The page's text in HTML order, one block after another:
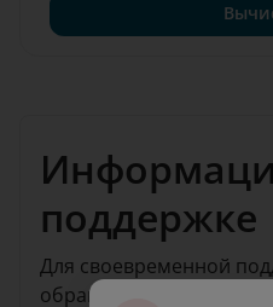
поддержке
Для своевременной
обращаются по одному